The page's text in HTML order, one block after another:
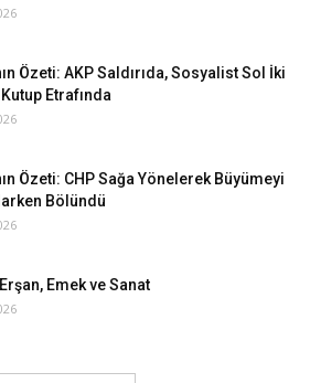
Özeti: AKP Saldırıda, Sosyalist Sol İki
Kutup Etrafında
Özeti: CHP Sağa Yönelerek Büyümeyi
Bölündü
Emek ve Sanat